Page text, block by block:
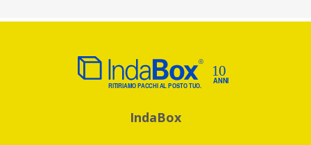
IndaBox